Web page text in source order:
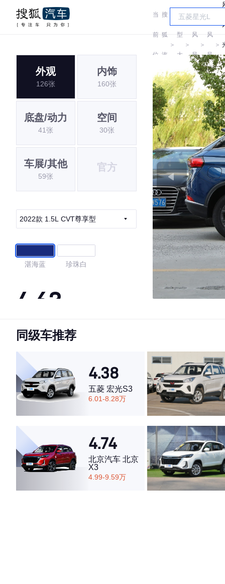
当
前
位
置:
搜
狐
汽
车
＞
车
型
大
全
＞
东
风
风
光
＞
东
风
风
光
＞
外观
126张
内饰
160张
底盘/动力
41张
空间
30张
车展/其他
59张
官方
2022款 1.5L CVT尊享型
湛海蓝 珍珠白
4.63
·外观表现较为优秀，优于50%同级车
·空间表现一般，低于63%同级车
同级车推荐
4.38
五菱 宏光S3
6.01-8.28万
4.74
北京汽车 北京
X3
4.99-9.59万